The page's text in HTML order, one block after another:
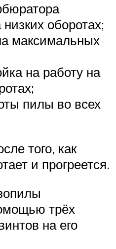
оборотах;
максимальных
на работу на
пилы во всех
того, как
и прогреется.
трёх
на его